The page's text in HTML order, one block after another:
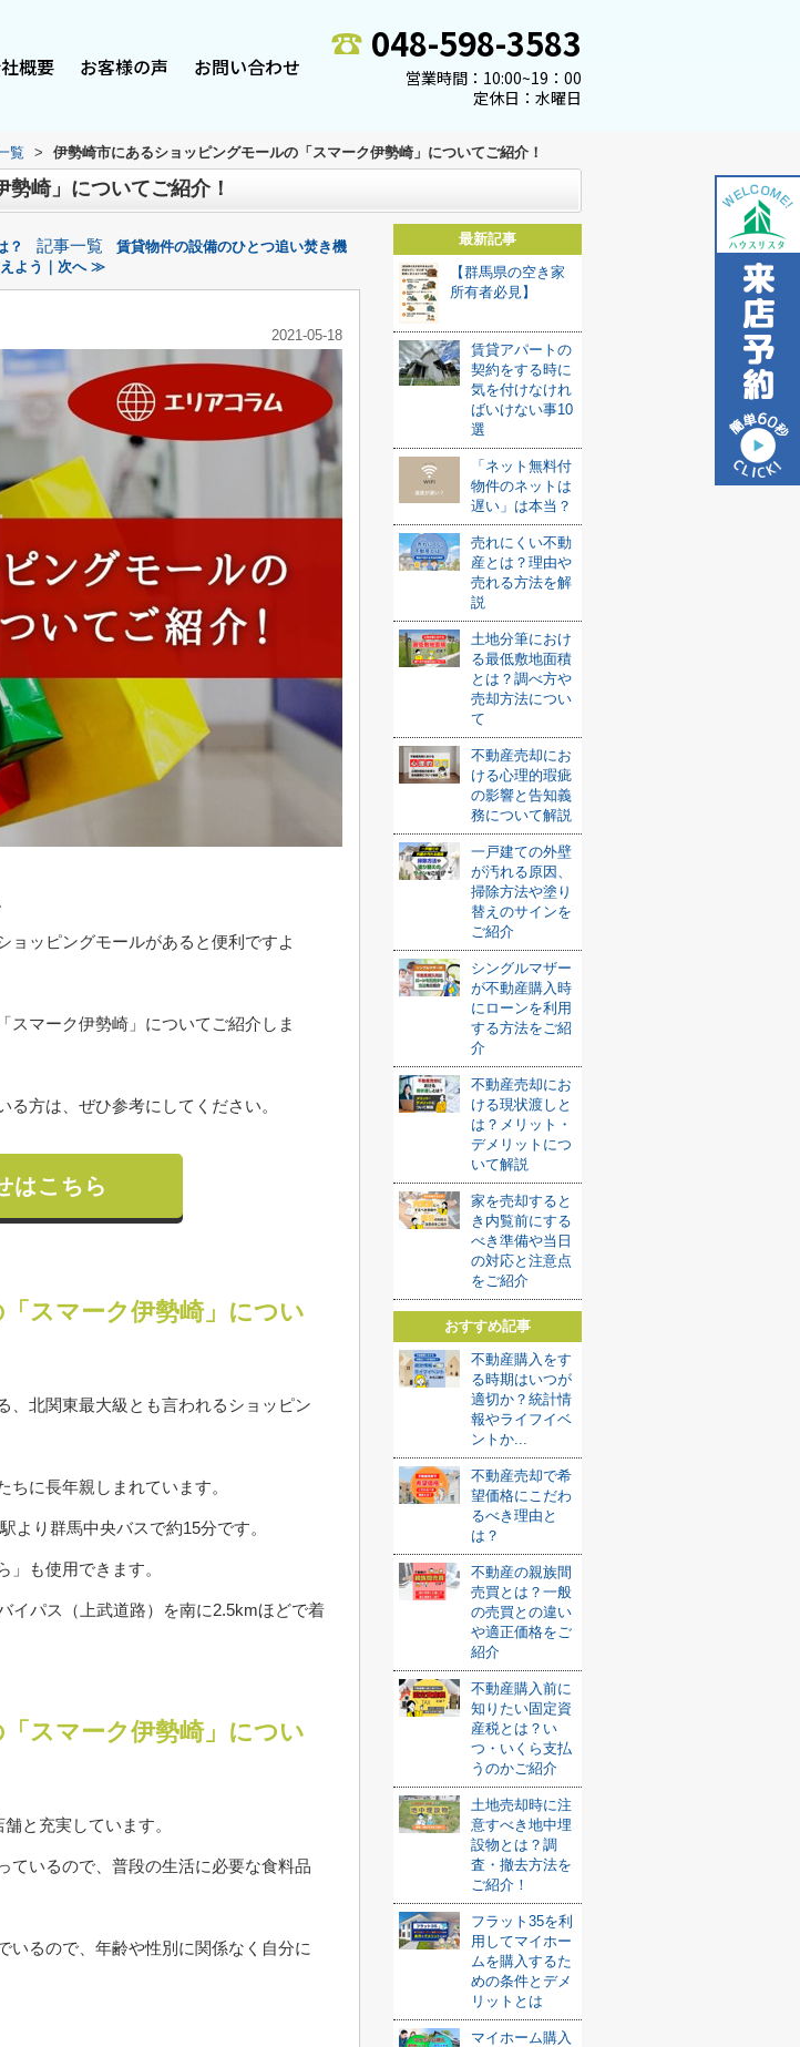
概要 お客様の声 お問い合わせ
048-598-3583
営業時間：10:00~19：00
定休日：水曜日
覧 > 伊勢崎市にあるショッピングモールの「スマーク伊勢崎」についてご紹介！
崎」についてご紹介！
？ 記事一覧
賃貸物件の設備のひとつ追い焚き機
よう｜次へ ≫
2021-05-18
ョッピングモールがあると便利ですよ
スマーク伊勢崎」についてご紹介しま
方は、ぜひ参考にしてください。
はこちら
スマーク伊勢崎」につい
、北関東最大級とも言われるショッピン
に長年親しまれています。
より群馬中央バスで約15分です。
も使用できます。
イパス（上武道路）を南に2.5kmほどで着
スマーク伊勢崎」につい
と充実しています。
ているので、普段の生活に必要な食料品
いるので、年齢や性別に関係なく自分に
最新記事
【群馬県の空き家
所有者必見】
賃貸アパートの
契約をする時に
気を付けなけれ
ばいけない事10
選
「ネット無料付
物件のネットは
遅い」は本当？
売れにくい不動
産とは？理由や
売れる方法を解
説
土地分筆におけ
る最低敷地面積
とは？調べ方や
売却方法につい
て
不動産売却にお
ける心理的瑕疵
の影響と告知義
務について解説
一戸建ての外壁
が汚れる原因、
掃除方法や塗り
替えのサインを
ご紹介
シングルマザー
が不動産購入時
にローンを利用
する方法をご紹
介
不動産売却にお
ける現状渡しと
は？メリット・
デメリットにつ
いて解説
家を売却すると
き内覧前にする
べき準備や当日
の対応と注意点
をご紹介
おすすめ記事
不動産購入をす
る時期はいつが
適切か？統計情
報やライフイベ
ントか...
不動産売却で希
望価格にこだわ
るべき理由と
は？
不動産の親族間
売買とは？一般
の売買との違い
や適正価格をご
紹介
不動産購入前に
知りたい固定資
産税とは？い
つ・いくら支払
うのかご紹介
土地売却時に注
意すべき地中埋
設物とは？調
査・撤去方法を
ご紹介！
フラット35を利
用してマイホー
ムを購入するた
めの条件とデメ
リットとは
マイホーム購入